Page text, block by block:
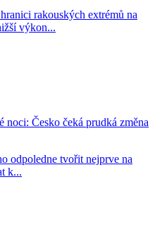
rakouských extrémů na
výkon...
Česko čeká prudká změna
odpoledne tvořit nejprve na
k...